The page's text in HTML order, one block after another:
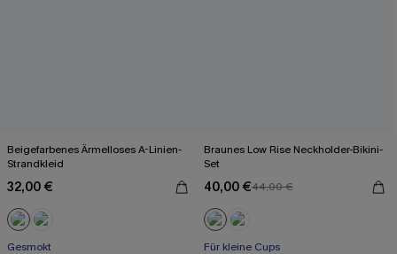
Beigefarbenes Ärmelloses A-Linien-
Strandkleid
32,00 €
Gesmokt
Braunes Low Rise Neckholder-Bikini-
Set
40,00 €44,00 €
Für kleine Cups